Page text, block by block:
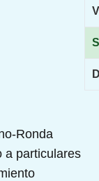
Ronda
a particulares